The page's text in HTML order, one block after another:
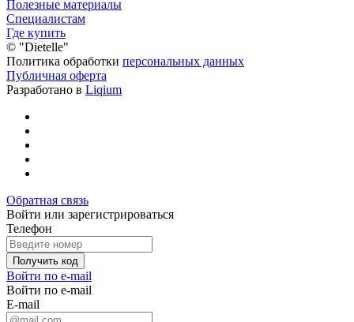
Полезные материалы
Специалистам
Где купить
© "Dietelle"
Политика обработки персональных данных
Публичная оферта
Разработано в Liqium
Обратная связь
Войти или зарегистрироваться
Телефон
Получить код
Войти по e-mail
Войти по e-mail
E-mail